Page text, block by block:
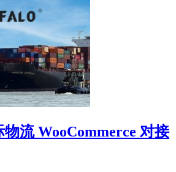
流 WooCommerce 对接